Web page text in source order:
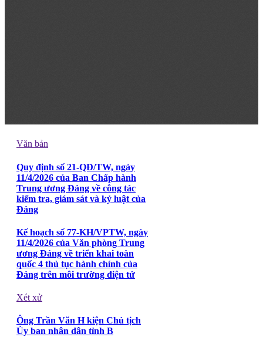
Văn bản
Quy định số 21-QĐ/TW, ngày
11/4/2026 của Ban Chấp hành
Trung ương Đảng về công tác
kiểm tra, giám sát và kỷ luật của
Đảng
Kế hoạch số 77-KH/VPTW, ngày
11/4/2026 của Văn phòng Trung
ương Đảng về triển khai toàn
quốc 4 thủ tục hành chính của
Đảng trên môi trường điện tử
Xét xử
Ông Trần Văn H kiện Chủ tịch
Ủy ban nhân dân tỉnh B